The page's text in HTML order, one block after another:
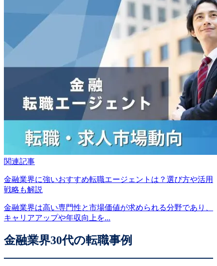
関連記事
金融業界に強いおすすめ転職エージェントは？選び方や活用
戦略も解説
金融業界は高い専門性と市場価値が求められる分野であり、
キャリアアップや年収向上を...
金融業界30代の転職事例